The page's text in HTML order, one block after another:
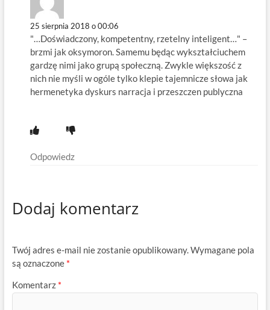
25 sierpnia 2018 o 00:06
"…Doświadczony, kompetentny, rzetelny inteligent…" –
brzmi jak oksymoron. Samemu będąc wykształciuchem
gardzę nimi jako grupą społeczną. Zwykle większość z
nich nie myśli w ogóle tylko klepie tajemnicze słowa jak
hermenetyka dyskurs narracja i przeszczen publyczna
Odpowiedz
Dodaj komentarz
Twój adres e-mail nie zostanie opublikowany.Wymagane pola
są oznaczone *
Komentarz *